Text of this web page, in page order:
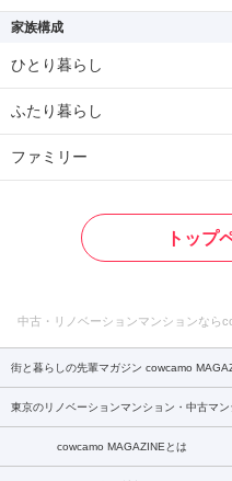
家族構成
ひとり暮らし
ふたり暮らし
ファミリー
トップ
中古・リノベーションマンションなら
街と暮らしの先輩マガジン cowcamo
東京のリノベーションマンション・中古マ
cowcamo MAGAZINEとは